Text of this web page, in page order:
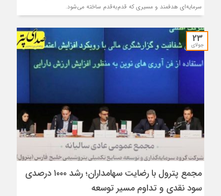
سرمایه‌ای هدفمند و مسیری که قدم‌به‌قدم ساخته می‌شود.
23
جولای
مجمع پترول با رضایت سهامداران؛ رشد ۱۰۰۰ درصدی
سود نقدی و تداوم مسیر توسعه